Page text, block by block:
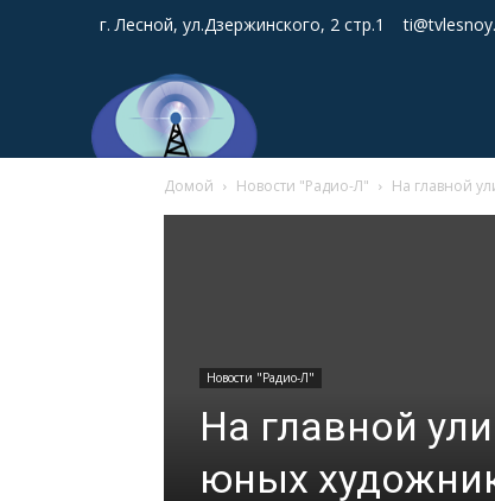
г. Лесной, ул.Дзержинского, 2 стр.1
Домой Новости "Радио-Л" На главной
Новости "Радио-Л"
На главной
юных